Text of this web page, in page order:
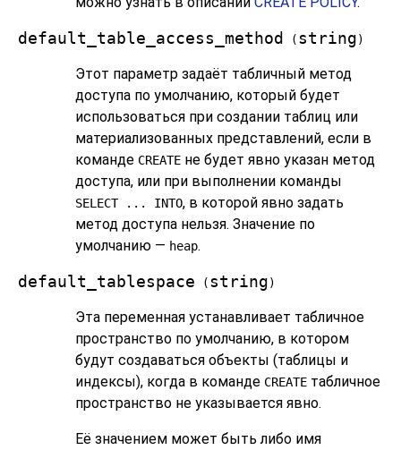
default_table_access_method ( string )
Этот параметр задаёт табличный метод
доступа по умолчанию, который будет
использоваться при создании таблиц или
материализованных представлений, если в
команде CREATE не будет явно указан метод
доступа, или при выполнении команды
SELECT ... INTO, в которой явно задать
метод доступа нельзя. Значение по
умолчанию — heap.
default_tablespace ( string )
Эта переменная устанавливает табличное
пространство по умолчанию, в котором
будут создаваться объекты (таблицы и
индексы), когда в команде CREATE табличное
пространство не указывается явно.
Её значением может быть либо имя